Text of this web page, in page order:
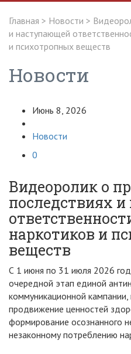
Главная > Новости >
и наступающей
и психотропных веществ
Новости
Июнь 8, 2026
Новости
0
Видеоролик о
последствиях
наркотиков и
веществ
С 1 июня по 31 июля 2026
очередной этап единой
коммуникационной
продвижение ценностей
формирование осознанного
незаконному потреблению